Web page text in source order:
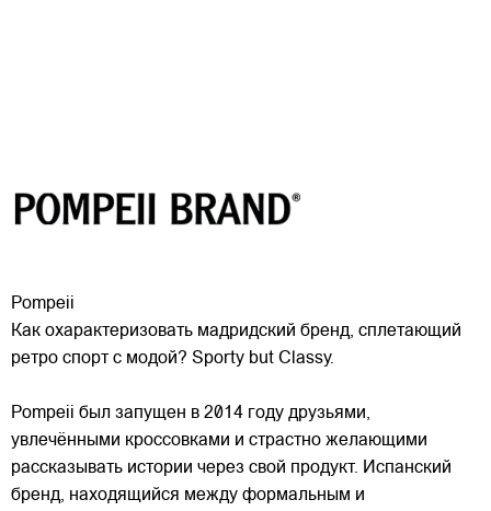
Pompeii
Как охарактеризовать мадридский бренд, сплетающий
ретро спорт с модой? Sporty but Classy.
Pompeii был запущен в 2014 году друзьями,
увлечёнными кроссовками и страстно желающими
рассказывать истории через свой продукт. Испанский
бренд, находящийся между формальным и